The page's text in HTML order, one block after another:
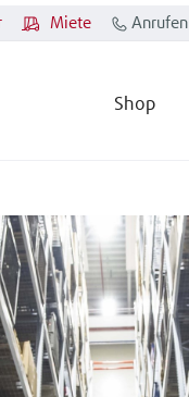
Shop
Anrufen
Miete